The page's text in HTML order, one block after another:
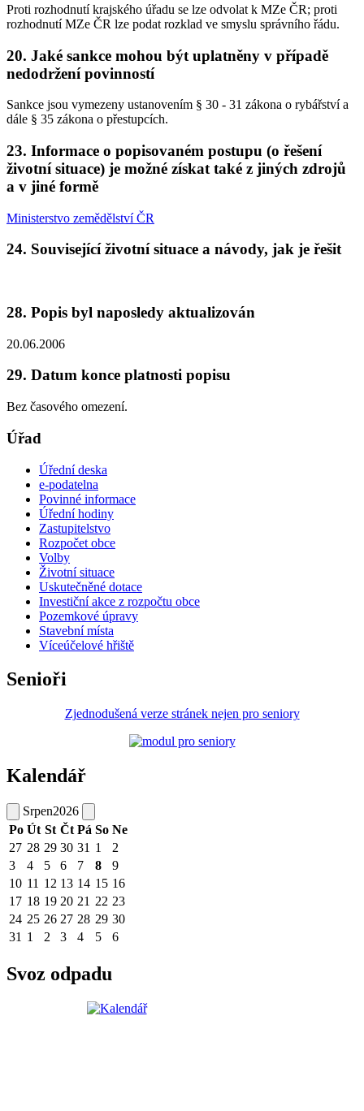
Proti rozhodnutí krajského úřadu se lze odvolat k MZe ČR; proti
rozhodnutí MZe ČR lze podat rozklad ve smyslu správního řádu.
20. Jaké sankce mohou být uplatněny v případě
nedodržení povinností
Sankce jsou vymezeny ustanovením § 30 - 31 zákona o rybářství a
dále § 35 zákona o přestupcích.
23. Informace o popisovaném postupu (o řešení
životní situace) je možné získat také z jiných zdrojů
a v jiné formě
Ministerstvo zemědělství ČR
24. Související životní situace a návody, jak je řešit
28. Popis byl naposledy aktualizován
20.06.2006
29. Datum konce platnosti popisu
Bez časového omezení.
Úřad
Úřední deska
e-podatelna
Povinné informace
Úřední hodiny
Zastupitelstvo
Rozpočet obce
Volby
Životní situace
Uskutečněné dotace
Investiční akce z rozpočtu obce
Pozemkové úpravy
Stavební místa
Víceúčelové hřiště
Senioři
Zjednodušená verze stránek nejen pro seniory
Kalendář
Srpen2026
Po Út St Čt Pá So Ne
27 28 29 30 31 1
2
3
4 5 6 7 8
9
10 11 12 13 14 15 16
17 18 19 20 21 22 23
24 25 26 27 28 29 30
31 1 2 3 4 5 6
Svoz odpadu